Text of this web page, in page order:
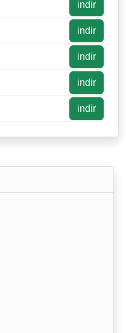
indir
indir
indir
indir
indir